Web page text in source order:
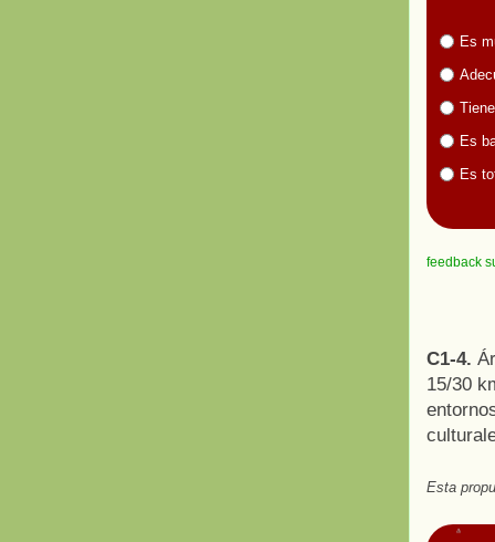
Es
Es
Es
feedback
C1-4.
15/30
Esta